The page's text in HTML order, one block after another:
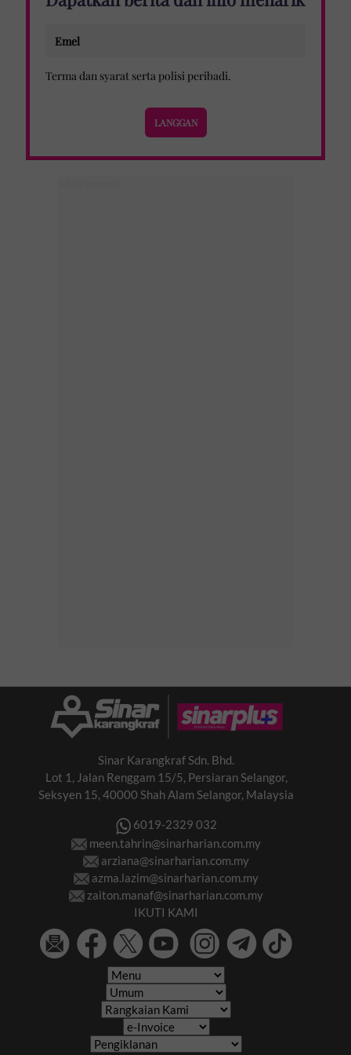
Terma dan syarat serta polisi peribadi.
Sinar Karangkraf Sdn. Bhd.
Lot 1, Jalan Renggam 15/5, Persiaran Selangor,
Seksyen 15, 40000 Shah Alam Selangor, Malaysia
6019-2329 032
meen.tahrin@sinarharian.com.my
arziana@sinarharian.com.my
azma.lazim@sinarharian.com.my
zaiton.manaf@sinarharian.com.my
IKUTI KAMI